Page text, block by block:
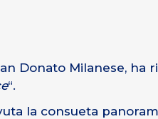
Donato Milanese, ha
“.
la consueta